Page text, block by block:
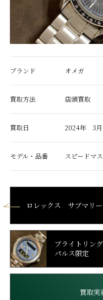
ブランド オメガ
買取方法 店頭買取
買取日 2024年 3月
モデル・品番 スピードマ
ロレックス サブマリー
買取実
ブライトリン
パルス限定